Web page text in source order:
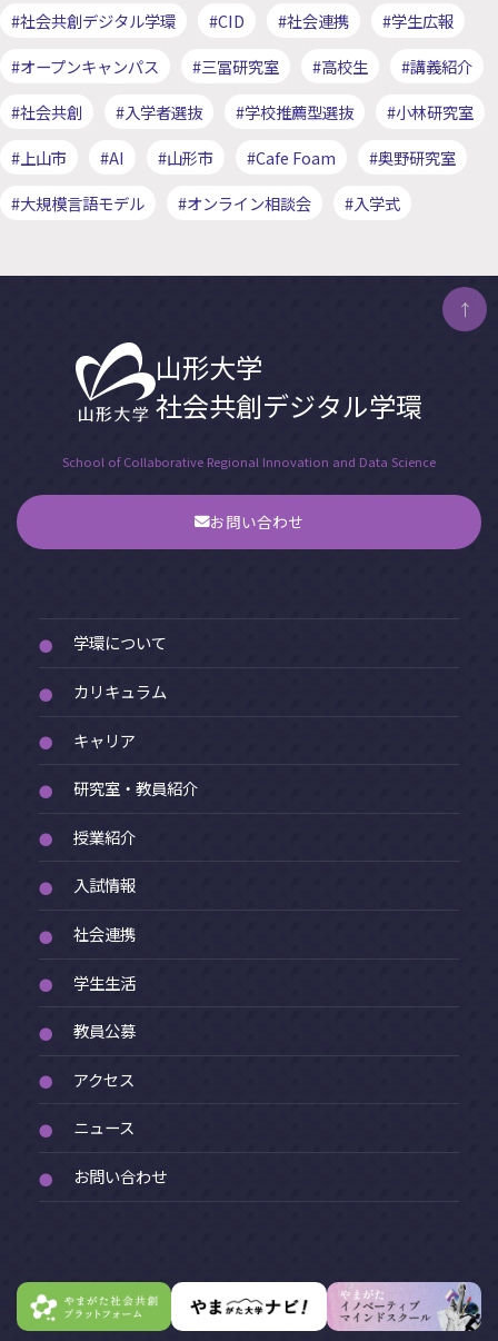
#社会共創デジタル学環 #CID #社会連携
#学生広報
#オープンキャンパス
#三冨研究室 #高校生
#講義紹介
#社会共創
#入学者選抜 #学校推薦型選抜
#小林研究室
#上山市
#AI #山形市 #Cafe Foam
#奥野研究室
#大規模言語モデル
#オンライン相談会 #入学式
↑
山形大学
社会共創デジタル学環
School of Collaborative Regional Innovation and Data Science
お問い合わせ
● 学環について
● カリキュラム
● キャリア
● 研究室・教員紹介
● 授業紹介
● 入試情報
● 社会連携
● 学生生活
● 教員公募
● アクセス
● ニュース
● お問い合わせ